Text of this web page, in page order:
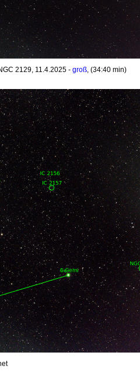
2129, 11.4.2025 - groß , (34:40 min)